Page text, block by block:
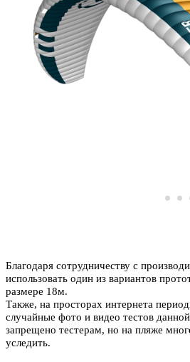
Благодаря сотрудничеству с
использовать один из вариантов
размере 18м.
Также, на просторах интернета
случайные фото и видео тестов
запрещено тестерам, но на пляже
уследить.